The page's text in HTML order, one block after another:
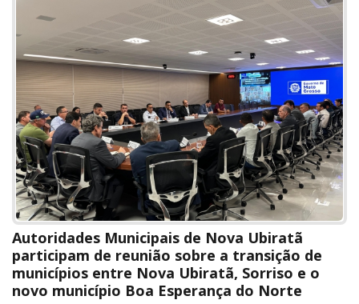
Autoridades Municipais de Nova Ubiratã
participam de reunião sobre a transição de
municípios entre Nova Ubiratã, Sorriso e o
novo município Boa Esperança do Norte